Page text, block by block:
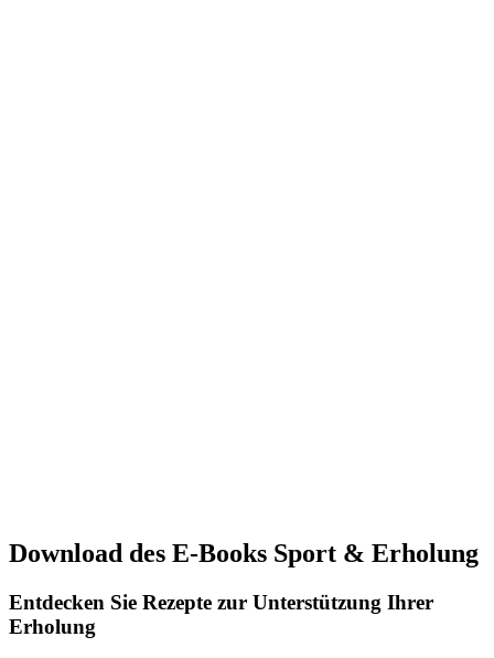
Download des E-Books Sport & Erholung
Entdecken Sie Rezepte zur Unterstützung Ihrer
Erholung